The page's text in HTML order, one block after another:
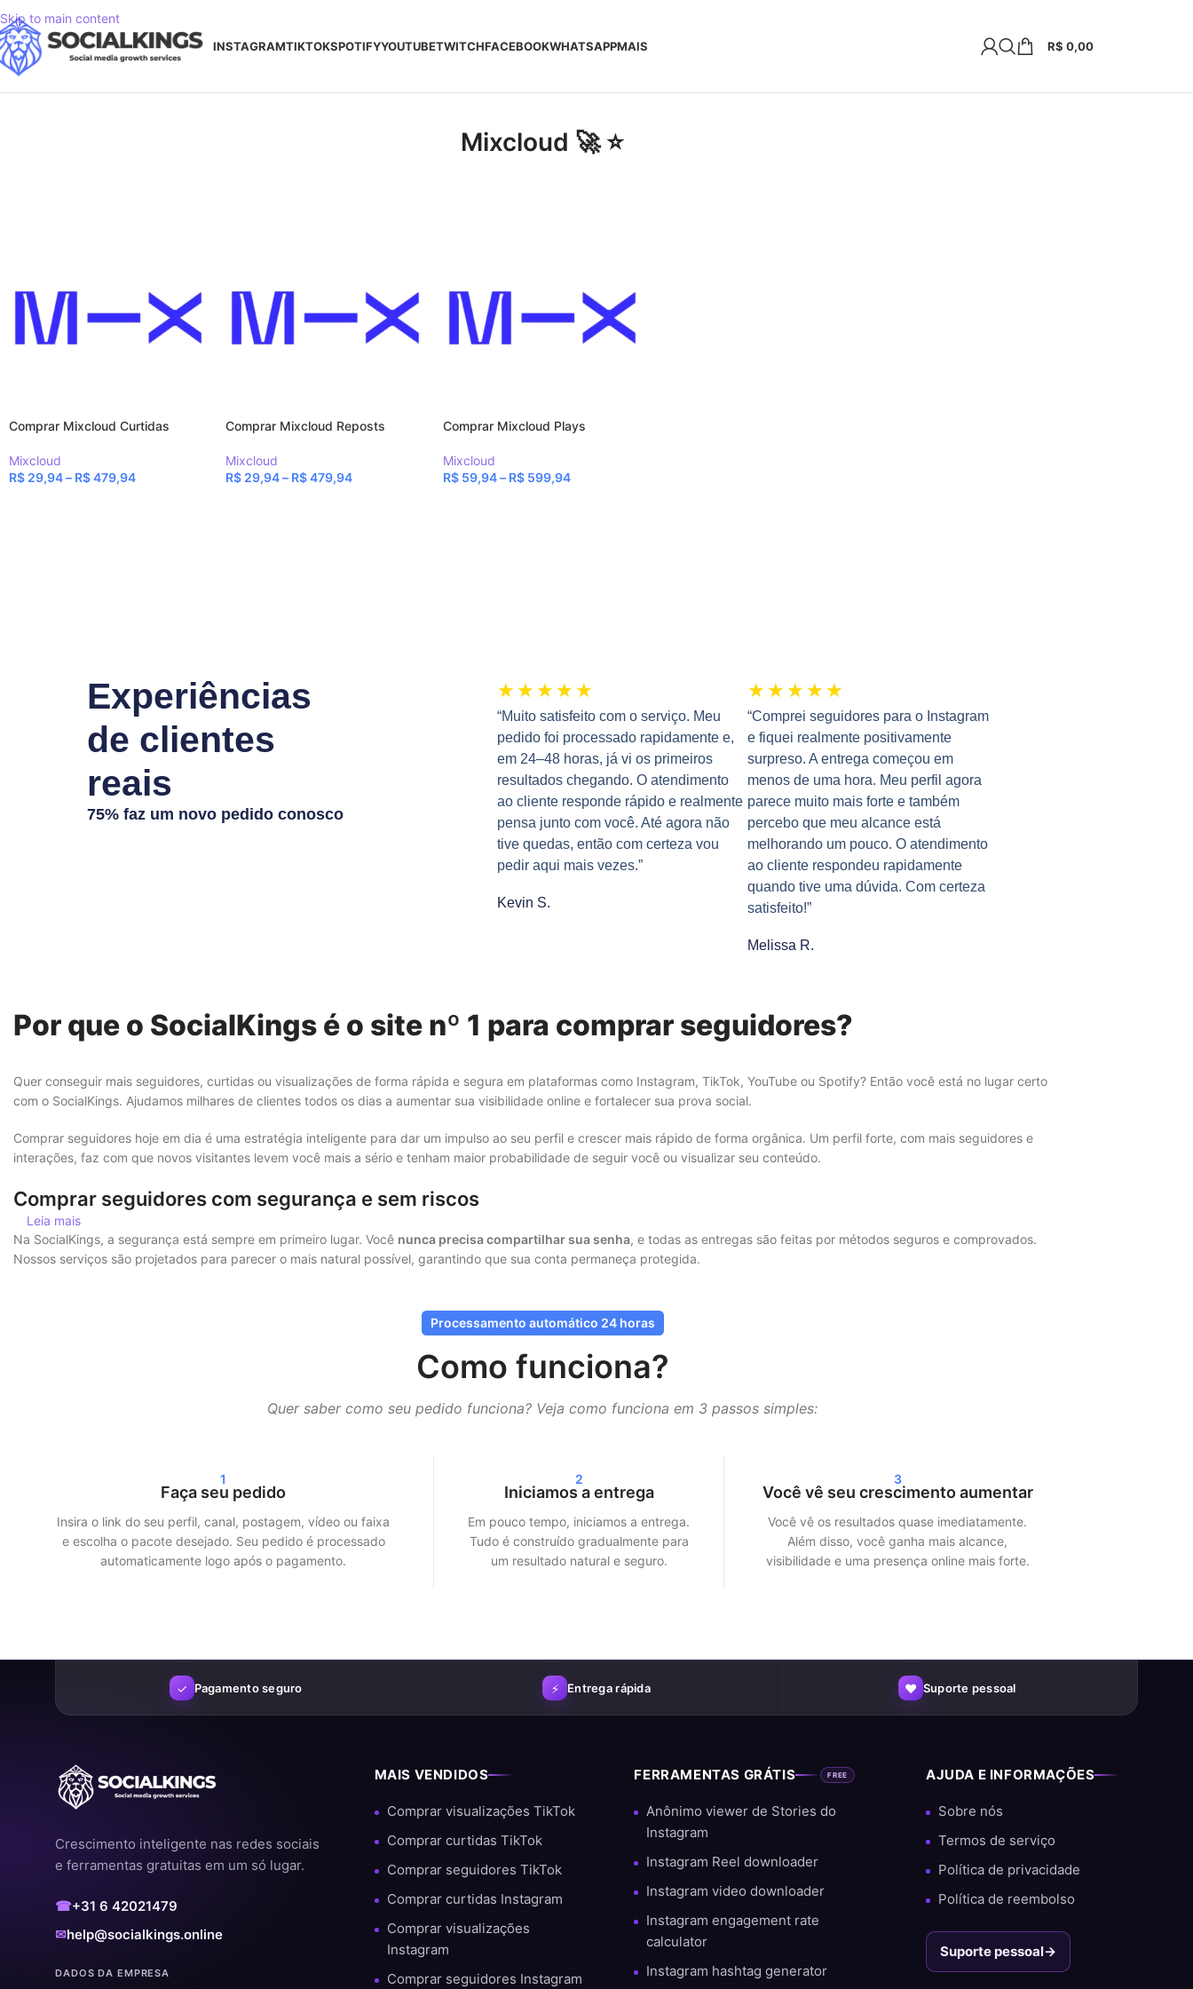
Skip to main content
INSTAGRAMTIKTOKSPOTIFYYOUTUBETWITCHFACEBOOKWHATSAPPMAIS R$ 0,00
Mixcloud 🚀 ⭐️
Comprar Mixcloud Curtidas
Mixcloud
R$ 29,94– R$479,94
Comprar Mixcloud Reposts
Mixcloud
R$ 29,94– R$479,94
Comprar Mixcloud Plays
Mixcloud
R$59,94– R$599,94
Experiências
de clientes
reais
75% faz um novo pedido conosco
★ ★ ★ ★ ★
“Muito satisfeito com o serviço. Meu
pedido foi processado rapidamente e,
em 24–48 horas, já vi os primeiros
resultados chegando. O atendimento
ao cliente responde rápido e realmente
pensa junto com você. Até agora não
tive quedas, então com certeza vou
pedir aqui mais vezes.”
Kevin S.
★ ★ ★ ★ ★
“Comprei seguidores para o Instagram
e fiquei realmente positivamente
surpreso. A entrega começou em
menos de uma hora. Meu perfil agora
parece muito mais forte e também
percebo que meu alcance está
melhorando um pouco. O atendimento
ao cliente respondeu rapidamente
quando tive uma dúvida. Com certeza
satisfeito!”
Melissa R.
Por que o SocialKings é o site nº 1 para comprar seguidores?
Quer conseguir mais seguidores, curtidas ou visualizações de forma rápida e segura em plataformas como Instagram, TikTok, YouTube ou Spotify? Então você está no lugar certo
com o SocialKings. Ajudamos milhares de clientes todos os dias a aumentar sua visibilidade online e fortalecer sua prova social.
Comprar seguidores hoje em dia é uma estratégia inteligente para dar um impulso ao seu perfil e crescer mais rápido de forma orgânica. Um perfil forte, com mais seguidores e
interações, faz com que novos visitantes levem você mais a sério e tenham maior probabilidade de seguir você ou visualizar seu conteúdo.
Comprar seguidores com segurança e sem riscos
Na SocialKings, a segurança está sempre em primeiro lugar. Você nunca precisa compartilhar sua senha, e todas as entregas são feitas por métodos seguros e comprovados.
Nossos serviços são projetados para parecer o mais natural possível, garantindo que sua conta permaneça protegida.
comprando seguidores no Instagram, visualizações no TikTok ou streams no Spotify — garantimos uma entrega rápida e eficiente.
Mais alcance e credibilidade nas redes sociais
Mais seguidores e interações não apenas melhoram a aparência do seu perfil, mas também aumentam o alcance. As plataformas de mídia social exibem o conteúdo mais
rapidamente para um público maior quando já existe engajamento.
Crescer mais rápido nas redes sociais
Por que os clientes escolhem o SocialKings
Nos destacamos de outros fornecedores pelo nosso foco em qualidade e satisfação do cliente. Com milhares de pedidos bem-sucedidos e uma grande porcentagem de clientes
recorrentes, sabemos exatamente o que funciona.
Leia mais
Processamento automático 24 horas
Como funciona?
Quer saber como seu pedido funciona? Veja como funciona em 3 passos simples:
1
Faça seu pedido
Insira o link do seu perfil, canal, postagem, vídeo ou faixa
e escolha o pacote desejado. Seu pedido é processado
automaticamente logo após o pagamento.
2
Iniciamos a entrega
Em pouco tempo, iniciamos a entrega.
Tudo é construído gradualmente para
um resultado natural e seguro.
3
Você vê seu crescimento aumentar
Você vê os resultados quase imediatamente.
Além disso, você ganha mais alcance,
visibilidade e uma presença online mais forte.
✓ Pagamento seguro ⚡ Entrega rápida ♥ Suporte pessoal
Crescimento inteligente nas redes sociais
e ferramentas gratuitas em um só lugar.
☎+31 6 42021479
✉help@socialkings.online
DADOS DA EMPRESA
MAIS VENDIDOS
Comprar visualizações TikTok
Comprar curtidas TikTok
Comprar seguidores TikTok
Comprar curtidas Instagram
Comprar visualizações
Instagram
Comprar seguidores Instagram
FERRAMENTAS GRÁTIS FREE
Anônimo viewer de Stories do
Instagram
Instagram Reel downloader
Instagram video downloader
Instagram engagement rate
calculator
Instagram hashtag generator
AJUDA E INFORMAÇÕES
Sobre nós
Termos de serviço
Política de privacidade
Política de reembolso
Suporte pessoal→